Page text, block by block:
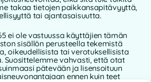
takaa tietojen paikkansapitävyyttä,
tai ajantasaisuutta.
ei ole vastuussa käyttäjien tämän
sisällön perusteella tekemistä
oikeudellisista tai verotuksellisista
Suosittelemme vahvasti, että otat
pätevään ja lisensoituun
ennen kuin teet